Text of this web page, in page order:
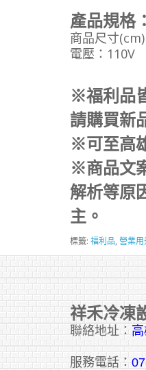
產品規格：
商品尺寸
電壓：110V
※福利品
請購買新
※可至高
※商品文
解析等原
主。
標籤: 福利品, 營業
祥禾冷
聯絡地址：
服務電話：